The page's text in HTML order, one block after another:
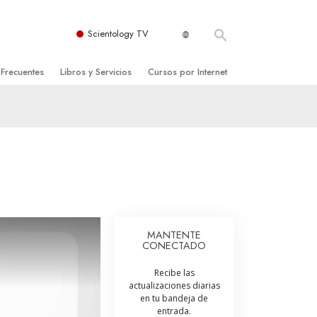
Scientology TV
de Scientology
Libros y Servicios
Introductorias
Iniciales
Cursos por Internet
Ayudas para Enfermedades y Lesiones
La Integridad y la Honestidad
La Escala Tonal Emocional
MANTENTE
CONECTADO
Recibe las
actualizaciones diarias
en tu bandeja de
entrada.